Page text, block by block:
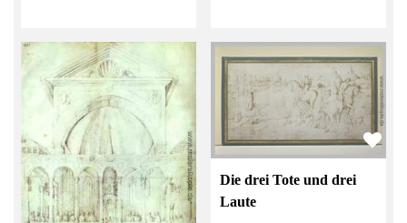
Die drei Tote und drei
Laute